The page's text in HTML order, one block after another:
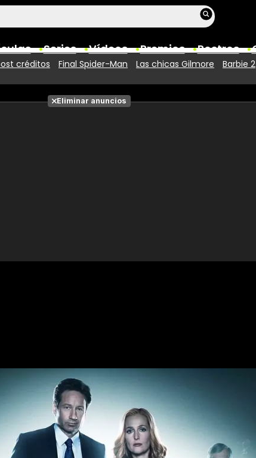
Series Vídeos Premios Rostros
Fotos
créditos Final Spider-Man Las chicas Gilmore Barbie 2
Eliminar anuncios